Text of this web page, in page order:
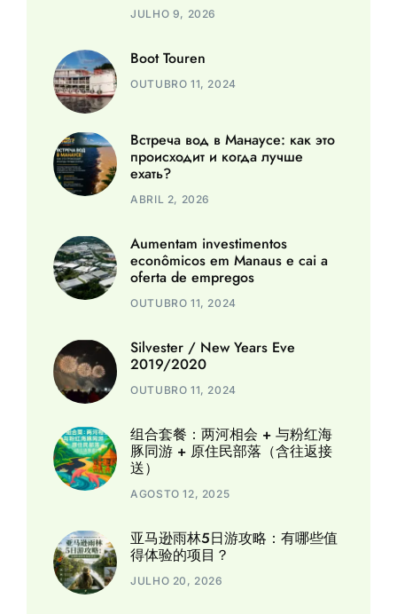
JULHO 9, 2026
Boot Touren
OUTUBRO 11, 2024
Встреча вод в Манаусе: как это
происходит и когда лучше
ехать?
ABRIL 2, 2026
Aumentam investimentos
econômicos em Manaus e cai a
oferta de empregos
OUTUBRO 11, 2024
Silvester / New Years Eve
2019/2020
OUTUBRO 11, 2024
组合套餐：两河相会 + 与粉红海
豚同游 + 原住民部落（含往返接
送）
AGOSTO 12, 2025
亚马逊雨林5日游攻略：有哪些值
得体验的项目？
JULHO 20, 2026